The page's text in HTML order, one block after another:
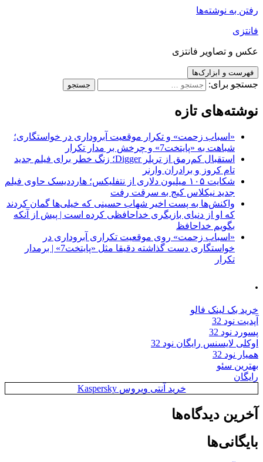
رفتن به نوشته‌ها
فانتزی
عکس و تصاویر فانتزی
فهرست و ابزارک‌ها
جستجو برای:
نوشته‌های تازه
«اسباب زحمت» و تکرار موقعیت آبروداری در خواستگاری؛
شباهت به «پایتخت7» و چرخش بر مدار تکرار
استقبال کم‌رمق از تریلر Digger؛ زنگ خطر برای فیلم جدید
تام کروز و برادران وارنر
شکایت ۱۰۵ میلیون دلاری از نتفلیکس؛ هارددیسک حاوی فیلم
جدید نیکلاس کیج به سرقت رفت
واکنش‌ها به پست اخیر شهاب حسینی که خیلی‌ها گمان کردند
که او از دنیای بازیگری خداحافظی کرده است | پیش از آنکه
بگویم خداحافظ
«اسباب زحمت» روی موقعیت تکراری آبروداری در
خواستگاری دست گذاشته دقیقا مثل «پایتخت7» | برمدار
تکرار
.
خرید بک لینک فالو
آپدیت نود 32
پسورد نود 32
اوکلی لایسنس رایگان نود 32
همیار نود 32
بهترین سئو
رایگان
خرید آنتی ویروس Kaspersky
آخرین دیدگاه‌ها
بایگانی‌ها